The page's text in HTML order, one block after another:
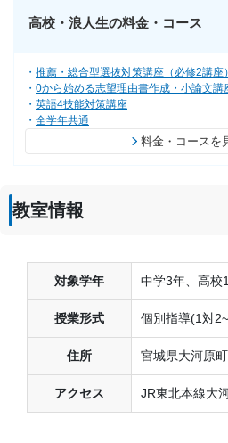
高校・浪人生の料金・コース
推薦・総合型選抜対策講座（必修2講座）
0から始める志望理由書作成・小論文講
英語4技能対策講座
全学年共通
料金・コースを
教室情報
対象学年 中学3年、高校
授業形式 個別指導(1対
住所 宮城県大河原
アクセス JR東北本線大